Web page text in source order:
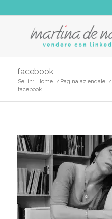
facebook
Sei in: Home / Pagina aziendale /
facebook